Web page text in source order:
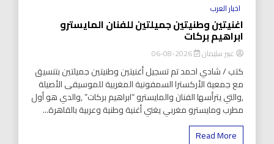
اخبار العرب
اغنيتين وطنيتين جميلتين للفنان المايسترو
ابراهيم بركات
عبير سليمان 2026-08-06
كتب / شادي احمد تم تسجيل أغنيتين وطنيتين جميلتين بتنسيق
مع جمعية الأركسترا السمفونية المغربية للموسيقى الأصيلة
,والتي يترأسها الفنان والمايسترو “ابراهيم بركات” ,والدي هو أول
مطرب ومايسترو مغربي يغني أغنية وطنية وعربية بالقاهرة...
Read More